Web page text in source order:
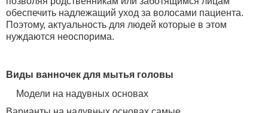
обеспечить надлежащий уход за волосами пациента.
Поэтому, актуальность для людей которые в этом
нуждаются неоспорима.
Виды ванночек для мытья головы
Модели на надувных основах